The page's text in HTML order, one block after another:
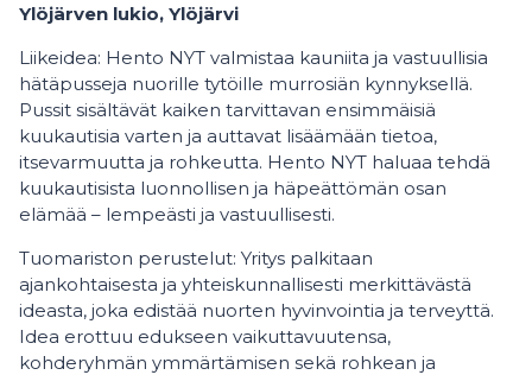
Ylöjärven lukio, Ylöjärvi
Liikeidea: Hento NYT valmistaa kauniita ja vastuullisia
hätäpusseja nuorille tytöille murrosiän kynnyksellä.
Pussit sisältävät kaiken tarvittavan ensimmäisiä
kuukautisia varten ja auttavat lisäämään tietoa,
itsevarmuutta ja rohkeutta. Hento NYT haluaa tehdä
kuukautisista luonnollisen ja häpeättömän osan
elämää – lempeästi ja vastuullisesti.
Tuomariston perustelut: Yritys palkitaan
ajankohtaisesta ja yhteiskunnallisesti merkittävästä
ideasta, joka edistää nuorten hyvinvointia ja terveyttä.
Idea erottuu edukseen vaikuttavuutensa,
kohderyhmän ymmärtämisen sekä rohkean ja